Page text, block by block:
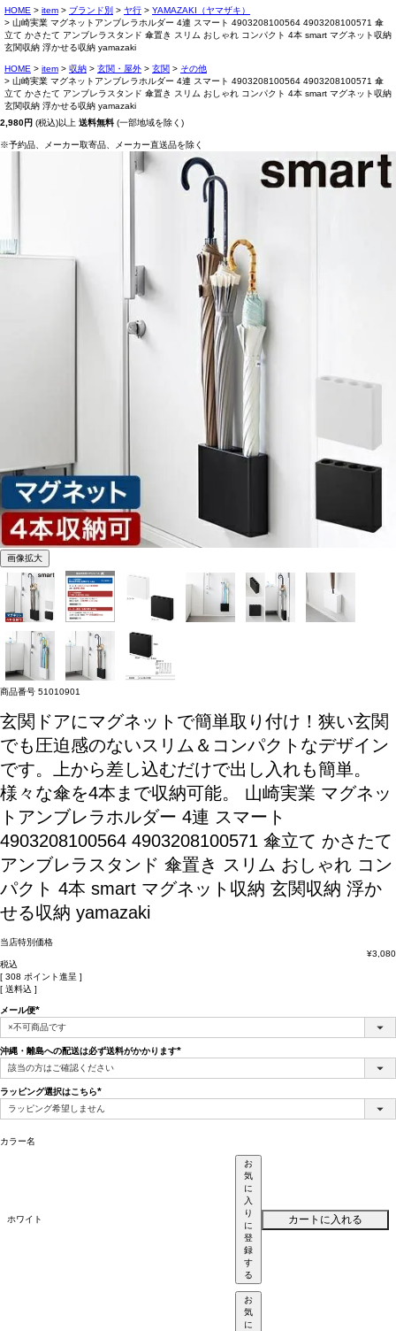
HOME item ブランド別 ヤ行
YAMAZAKI（ヤマザキ）
山崎実業 マグネットアンブレラホルダー 4連 スマート 4903208100564 4903208100571 傘
立て かさたて アンブレラスタンド 傘置き スリム おしゃれ コンパクト 4本 smart マグネット収納
玄関収納 浮かせる収納 yamazaki
HOME item 収納 玄関・屋外 玄関
その他
山崎実業 マグネットアンブレラホルダー 4連 スマート 4903208100564 4903208100571 傘
立て かさたて アンブレラスタンド 傘置き スリム おしゃれ コンパクト 4本 smart マグネット収納
玄関収納 浮かせる収納 yamazaki
2,980円 (税込)以上 送料無料 (一部地域を除く)
※予約品、メーカー取寄品、メーカー直送品を除く
画像拡大
商品番号 51010901
玄関ドアにマグネットで簡単取り付け！狭い玄関
でも圧迫感のないスリム＆コンパクトなデザイン
です。上から差し込むだけで出し入れも簡単。
様々な傘を4本まで収納可能。
山崎実業 マグネッ
トアンブレラホルダー 4連 スマート
4903208100564 4903208100571 傘立て かさたて
アンブレラスタンド 傘置き スリム おしゃれ コン
パクト 4本 smart マグネット収納 玄関収納 浮か
せる収納 yamazaki
当店特別価格
¥3,080
税込
[ 308 ポイント進呈 ]
送料込
メール便
(必
須)
沖縄・離島への配送は必ず送料がかかります
須)
ラッピング選択はこちら
(必
須)
カラー名
ホワイト
お
気
に
入
り
に
登
録
す
る
カートに入れる
お
気
に